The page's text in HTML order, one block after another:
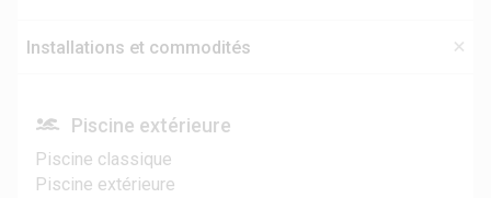
Installations et commodités
Piscine extérieure
Piscine classique
Piscine extérieure